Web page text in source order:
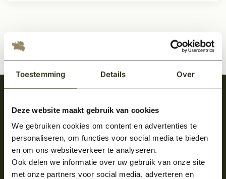
Toestemming Details Over
Deze website maakt gebruik van cookies
We gebruiken cookies om content en advertenties te
personaliseren, om functies voor social media te bieden
en om ons websiteverkeer te analyseren.
Ook delen we informatie over uw gebruik van onze site
met onze partners voor social media, adverteren en
over onze kempische bouwstijl!
Aanmelden voor de nieuwsbrief